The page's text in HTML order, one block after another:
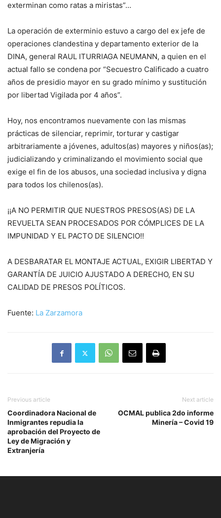
exterminan como ratas a miristas”…
La operación de exterminio estuvo a cargo del ex jefe de
operaciones clandestina y departamento exterior de la
DINA, general RAUL ITURRIAGA NEUMANN, a quien en el
actual fallo se condena por “Secuestro Calificado a cuatro
años de presidio mayor en su grado mínimo y sustitución
por libertad Vigilada por 4 años”.
Hoy, nos encontramos nuevamente con las mismas
prácticas de silenciar, reprimir, torturar y castigar
arbitrariamente a jóvenes, adultos(as) mayores y niños(as);
judicializando y criminalizando el movimiento social que
exige el fin de los abusos, una sociedad inclusiva y digna
para todos los chilenos(as).
¡¡A NO PERMITIR QUE NUESTROS PRESOS(AS) DE LA
REVUELTA SEAN PROCESADOS POR CÓMPLICES DE LA
IMPUNIDAD Y EL PACTO DE SILENCIO!!
A DESBARATAR EL MONTAJE ACTUAL, EXIGIR LIBERTAD Y
GARANTÍA DE JUICIO AJUSTADO A DERECHO, EN SU
CALIDAD DE PRESOS POLÍTICOS.
Fuente: La Zarzamora
Previous article
Coordinadora Nacional de
Inmigrantes repudia la
aprobación del Proyecto de
Ley de Migración y
Extranjería
Next article
OCMAL publica 2do informe
Minería – Covid 19